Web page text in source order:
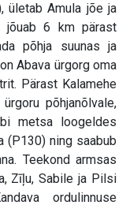
ületab Amula jõe ja
jõuab 6 km pärast
põhja suunas ja
Abava ürgorg oma
Pärast Kalamehe
põhjanõlvale,
metsa loogeldes
(P130) ning saabub
Teekond armsas
Zīļu, Sabile ja Pilsi
ordulinnuse